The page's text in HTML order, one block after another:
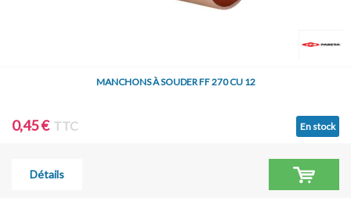
MANCHONS À SOUDER FF 270 CU 12
0,45 € TTC En stock
Détails